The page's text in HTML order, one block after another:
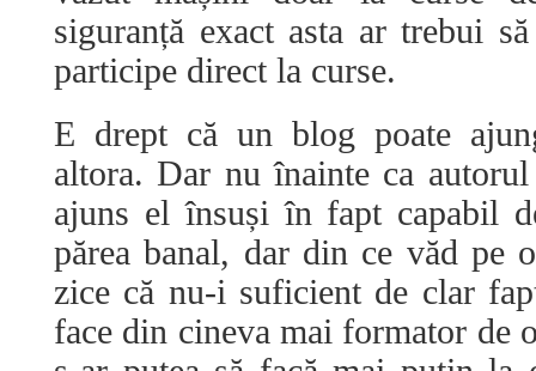
siguranță exact asta ar trebui
participe direct la curse.
E drept că un blog poate
altora. Dar nu înainte ca
ajuns el însuși în fapt capabil
părea banal, dar din ce văd pe
zice că nu-i suficient de clar
face din cineva mai formator de